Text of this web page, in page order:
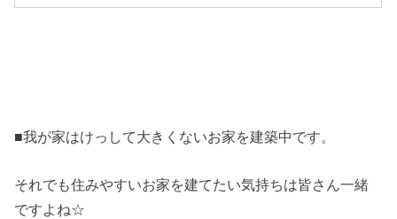
■我が家はけっして大きくないお家を建築中です。
それでも住みやすいお家を建てたい気持ちは皆さん一緒
ですよね☆